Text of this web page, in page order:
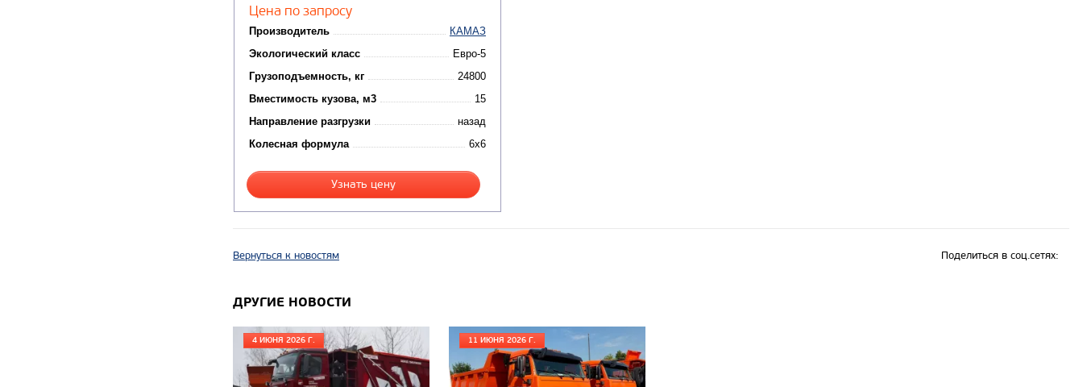
Цена по запросу
Производитель
КАМАЗ
Экологический класс
Евро-5
Грузоподъемность, кг
24800
Вместимость кузова, м3
15
Направление разгрузки
назад
Колесная формула
6x6
Узнать цену
Вернуться к новостям Поделиться в соц.сетях:
ДРУГИЕ НОВОСТИ
4 ИЮНЯ 2026 Г. 11 ИЮНЯ 2026 Г.